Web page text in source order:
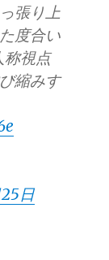
張り上
度合い
称視点
縮みす
日